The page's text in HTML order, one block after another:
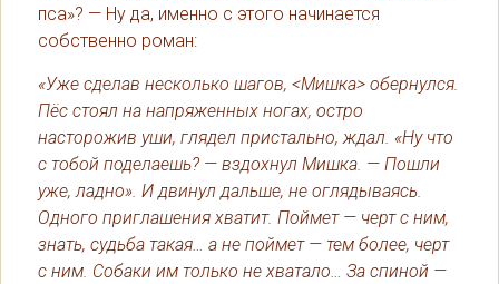
пса»? — Ну да, именно с этого начинается
собственно роман:
«Уже сделав несколько шагов, <Мишка> обернулся.
Пёс стоял на напряженных ногах, остро
насторожив уши, глядел пристально, ждал. «Ну что
с тобой поделаешь? — вздохнул Мишка. — Пошли
уже, ладно». И двинул дальше, не оглядываясь.
Одного приглашения хватит. Поймет — черт с ним,
знать, судьба такая… а не поймет — тем более, черт
с ним. Собаки им только не хватало… За спиной —